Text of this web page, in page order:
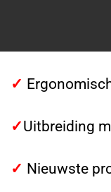
✓
✓Uitbreiding
✓ Nieuwste